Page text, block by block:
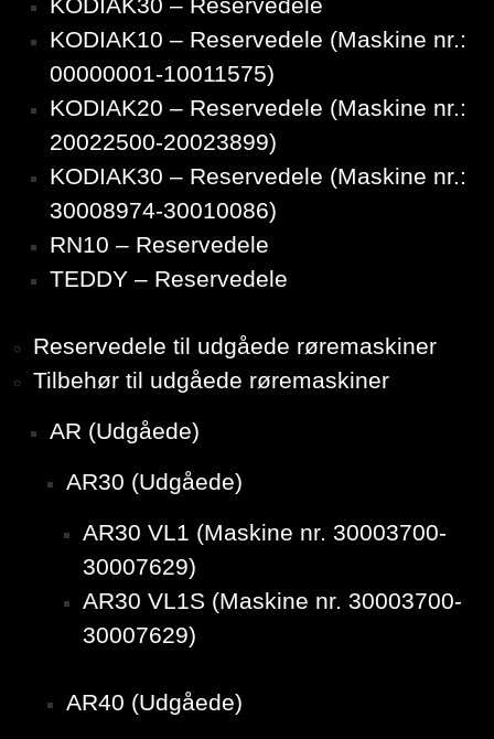
KODIAK30 – Reservedele
KODIAK10 – Reservedele (Maskine nr.:
00000001-10011575)
KODIAK20 – Reservedele (Maskine nr.:
20022500-20023899)
KODIAK30 – Reservedele (Maskine nr.:
30008974-30010086)
RN10 – Reservedele
TEDDY – Reservedele
Reservedele til udgåede røremaskiner
Tilbehør til udgåede røremaskiner
AR (Udgåede)
AR30 (Udgåede)
AR30 VL1 (Maskine nr. 30003700-
30007629)
AR30 VL1S (Maskine nr. 30003700-
30007629)
AR40 (Udgåede)